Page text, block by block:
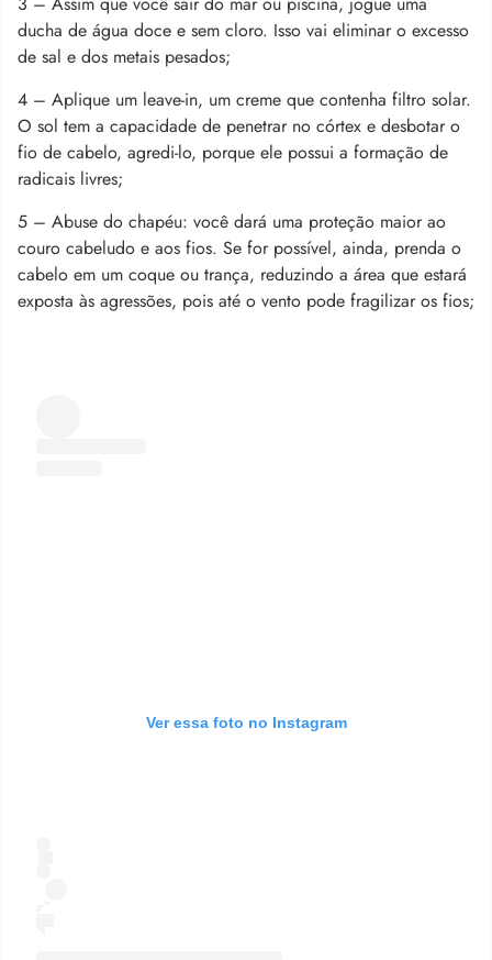
ducha de água doce e sem cloro. Isso vai eliminar o excesso
de sal e dos metais pesados;
4 – Aplique um leave-in, um creme que contenha filtro solar.
O sol tem a capacidade de penetrar no córtex e desbotar o
fio de cabelo, agredi-lo, porque ele possui a formação de
radicais livres;
5 – Abuse do chapéu: você dará uma proteção maior ao
couro cabeludo e aos fios. Se for possível, ainda, prenda o
cabelo em um coque ou trança, reduzindo a área que estará
exposta às agressões, pois até o vento pode fragilizar os fios;
Ver essa foto no Instagram